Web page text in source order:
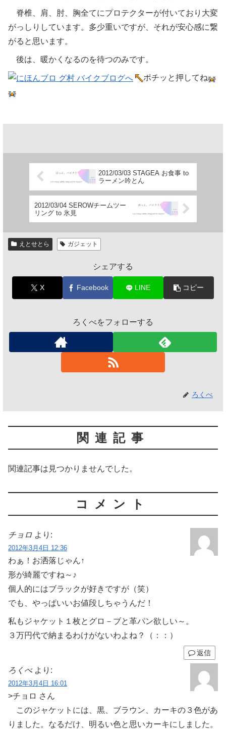
脊椎、肩、肘、胸全てにプロテクターが付いており大変
がっしりしています。多少重いですが、それが安心感に繋
がると思います。
後は、暖かくなるのを待つのみです。
ポチッと押してね
2012/03/03 STAGEA お食事 to
ラーメン吟とん
2012/03/04 SEROWチームツー
リング to 氷見
えとせとら ガジェット
シェアする
X Facebook LINE コピー
ろくべをフォローする
ろくべ
関連記事
関連記事は見つかりませんでした。
コメント
チョロ より:
2012年3月4日 12:36
わぁ！お洒落じゃん↑
形が綺麗ですね～♪
個人的にはブラックが好きですが（笑）
でも、やっぱいいお値段しちゃうんだ！
私もジャケット１枚とグロ－ブと革パン欲しい～。
３万円代で納まるわけがないわよね？（：：）
返信
ろくべ より:
2012年3月4日 16:01
>チョロ さん
このジャケットには、黒、ブラウン、カーキの３色があ
りました。なるだけ、明るい色と思いカーキにしました。